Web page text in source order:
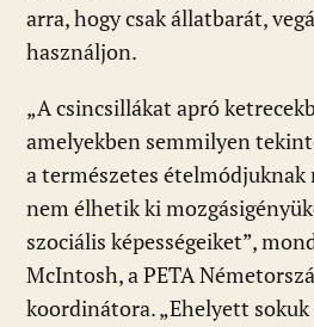
arra, hogy csak állatbarát,
használjon.
„A csincsillákat apró
amelyekben semmilyen
a természetes ételmódjuknak
nem élhetik ki
szociális képességeiket”,
McIntosh, a PETA
koordinátora. „Ehelyett